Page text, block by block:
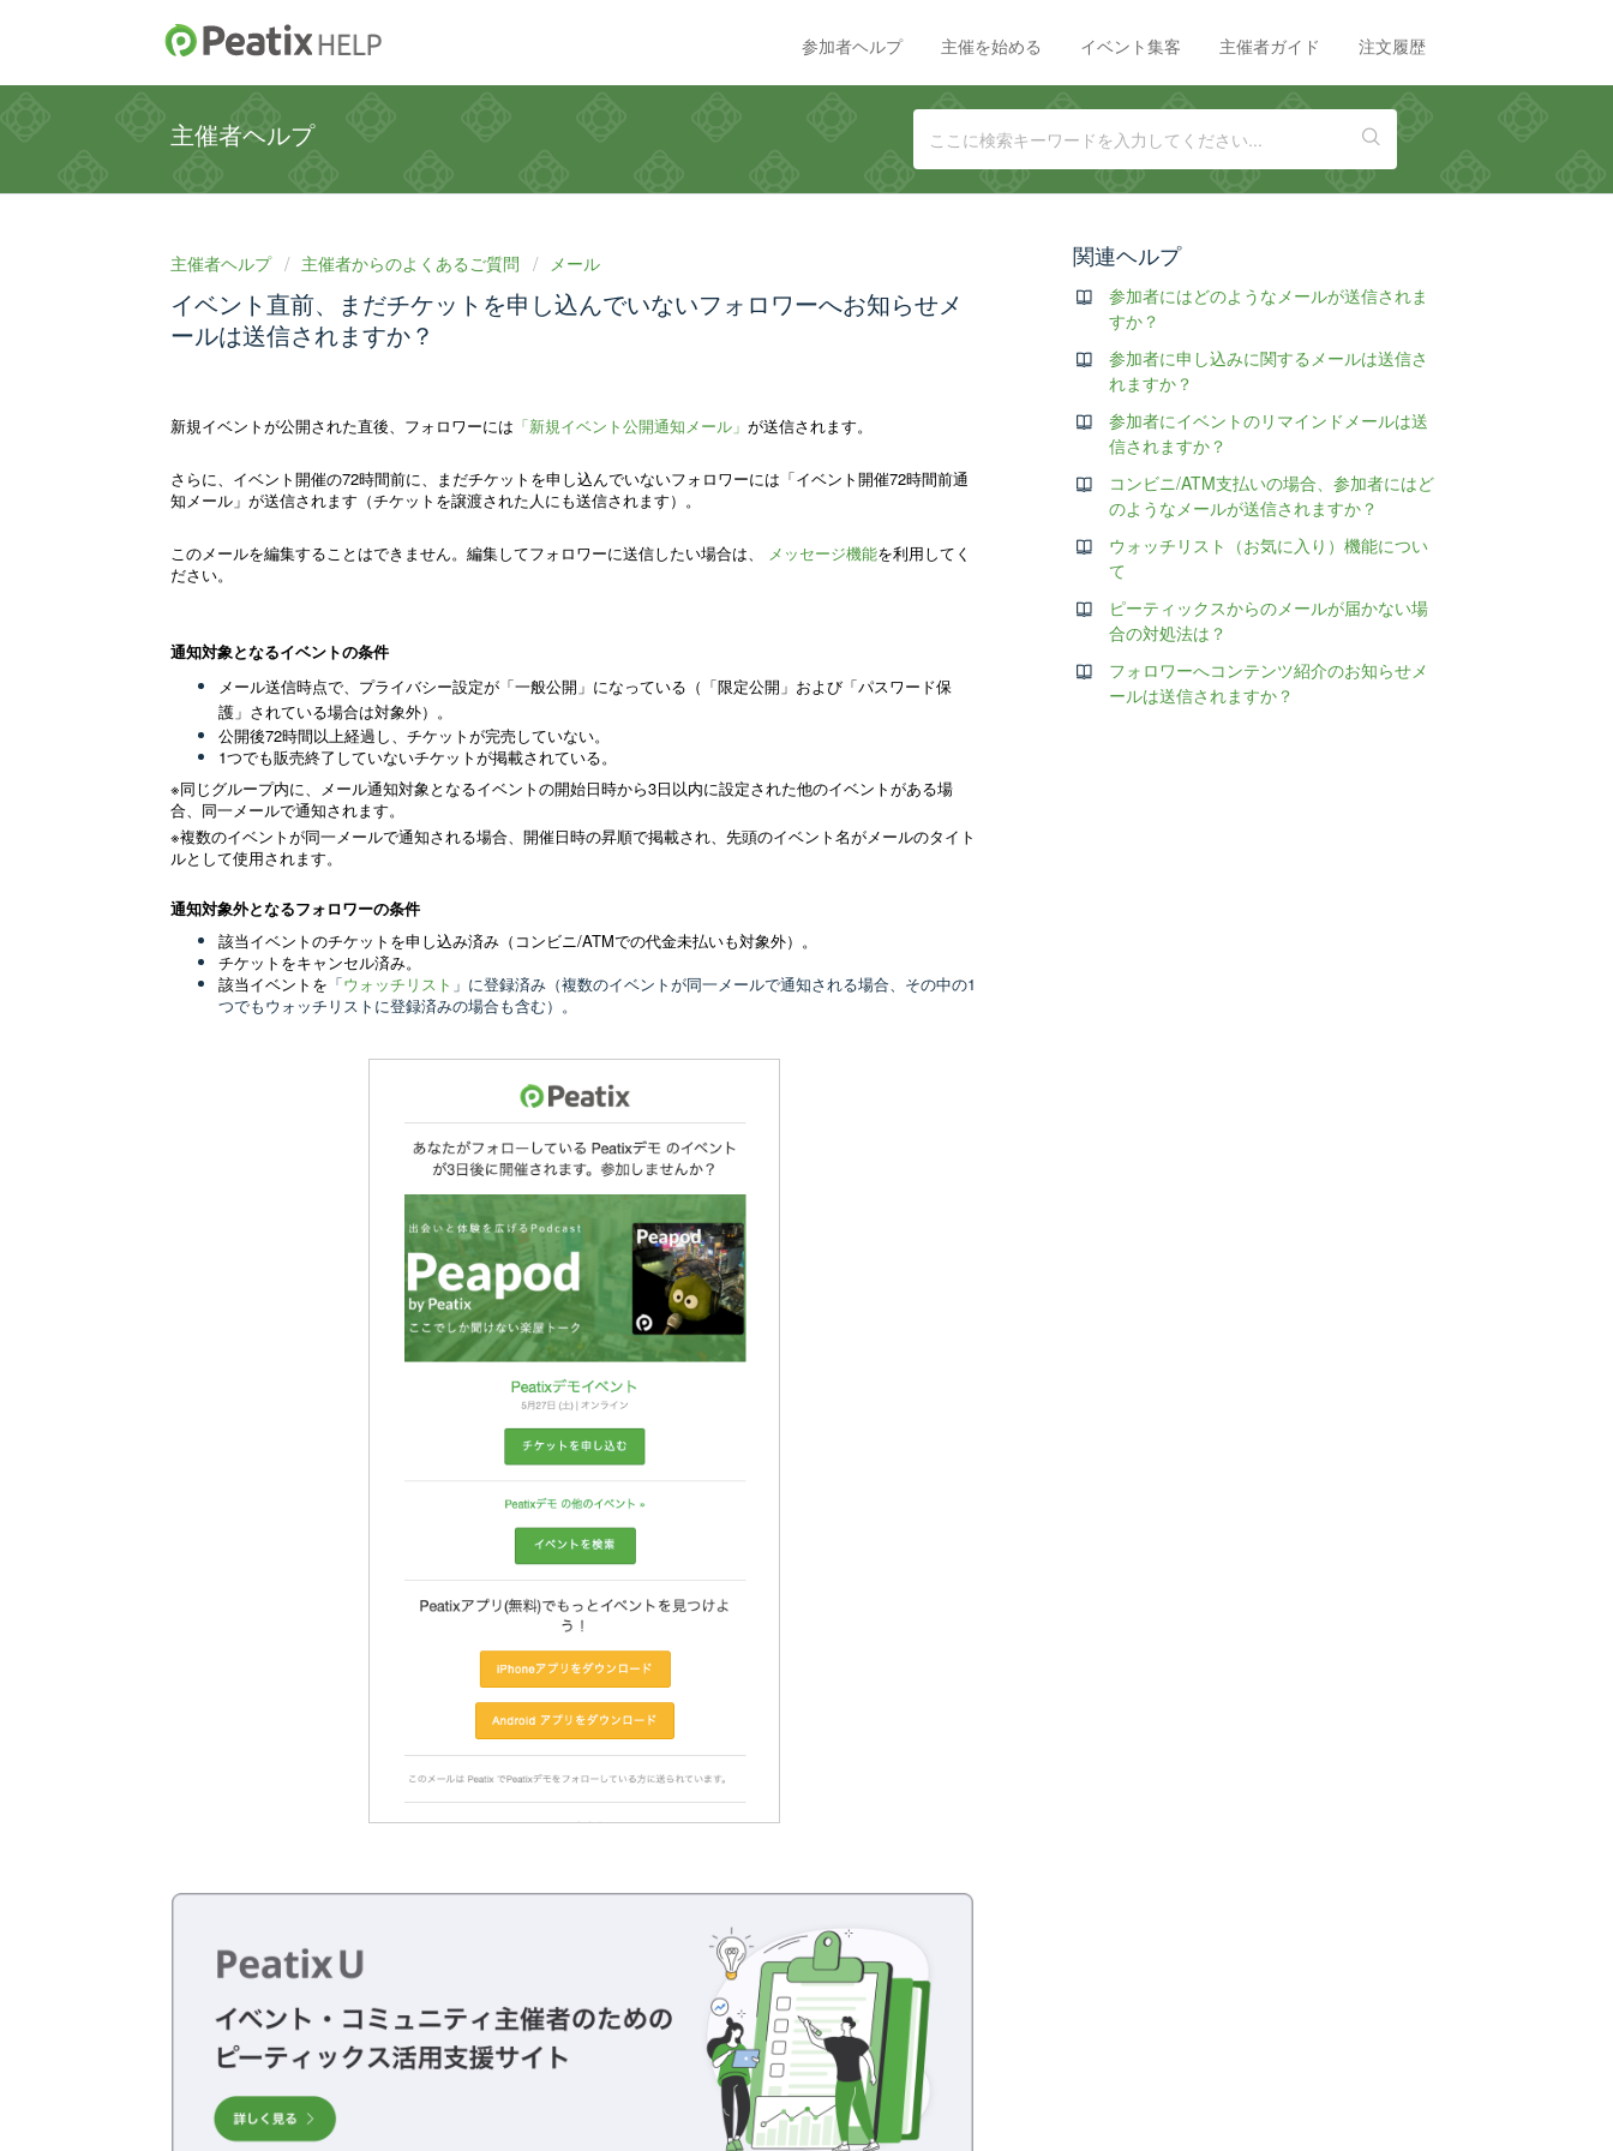
参加者ヘルプ 主催を始める イベント集客 主催者ガイド 注文履歴
主催者ヘルプ
主催者ヘルプ 主催者からのよくあるご質問 メール
イベント直前、まだチケットを申し込んでいないフォロワーへお知らせメ
ールは送信されますか？
新規イベントが公開された直後、フォロワーには 「新規イベント公開通知メール」 が送信されます。
さらに、イベント開催の72時間前に、まだチケットを申し込んでいないフォロワーには「イベント開催72時間前通
知メール」が送信されます（チケットを譲渡された人にも送信されます）。
このメールを編集することはできません。編集してフォロワーに送信したい場合は、 メッセージ機能を利用してく
ださい。
通知対象となるイベントの条件
メール送信時点で、 プライバシー設定が「一般公開」になっている （「限定公開」および「パスワード保
護」されている場合は対象外）。
公開後72時間以上経過し、チケットが完売していない。
1つでも販売終了していないチケットが掲載されている。
※同じグループ内に、メール通知対象となるイベントの開始日時から3日以内に設定された他のイベントがある場
合、同一メールで通知されます。
※複数のイベントが同一メールで通知される場合、開催日時の昇順で掲載され、先頭のイベント名がメールのタイト
ルとして使用されます。
通知対象外となるフォロワーの条件
該当イベントのチケットを申し込み済み（コンビニ/ATMでの代金未払いも対象外）。
チケットをキャンセル済み。
該当イベントを 「ウォッチリスト 」に登録済み（複数のイベントが同一メールで通知される場合、その中の1
つでもウォッチリストに登録済みの場合も含む）。
関連ヘルプ
参加者にはどのようなメールが送信されま
すか？
参加者に申し込みに関するメールは送信さ
れますか？
参加者にイベントのリマインドメールは送
信されますか？
コンビニ/ATM支払いの場合、参加者にはど
のようなメールが送信されますか？
ウォッチリスト（お気に入り）機能につい
て
ピーティックスからのメールが届かない場
合の対処法は？
フォロワーへコンテンツ紹介のお知らせメ
ールは送信されますか？